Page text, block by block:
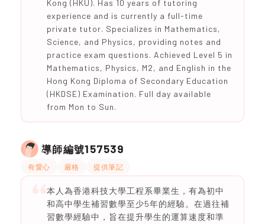
Kong (HKU). Has 10 years of tutoring
experience and is currently a full-time
private tutor. Specializes in Mathematics,
Science, and Physics, providing notes and
practice exam questions. Achieved Level 5 in
Mathematics, Physics, M2, and English in the
Hong Kong Diploma of Secondary Education
(HKDSE) Examination. Full day available
from Mon to Sun.
導師編號157539
有愛心 嚴格 提供筆記
本人為香港科技大學工程系畢業生，有為初中
和高中學生補習數學至少5年的經驗。在過往補
習數學經驗中，旨在提升學生的運算速度和準